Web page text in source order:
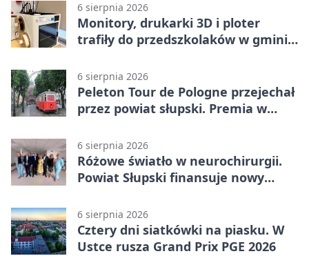
6 sierpnia 2026
Monitory, drukarki 3D i ploter
trafiły do przedszkolaków w gminie
6 sierpnia 2026
Peleton Tour de Pologne przejechał
przez powiat słupski. Premia w
6 sierpnia 2026
Różowe światło w neurochirurgii.
Powiat Słupski finansuje nowy
6 sierpnia 2026
Cztery dni siatkówki na piasku. W
Ustce rusza Grand Prix PGE 2026